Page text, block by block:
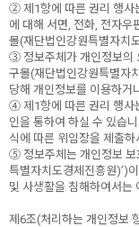
② 제1항에 따른 권리 행사
에 대해 서면, 전화, 전자우
몰(재단법인강원특별자치
③ 정보주체가 개인정보의
구몰(재단법인강원특별자
당해 개인정보를 이용하거
④ 제1항에 따른 권리 행사
인을 통하여 하실 수 있습
식에 따른 위임장을 제출하
⑤ 정보주체는 개인정보 보
특별자치도경제진흥원)’)
및 사생활을 침해하여서는
제6조(처리하는 개인정보